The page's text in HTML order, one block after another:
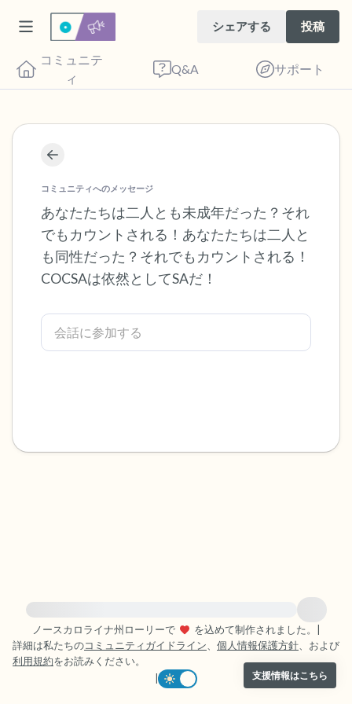
シェアする 投稿
コミュニテ
ィ
Q&A サポート
コミュニティへのメッセージ
あなたたちは二人とも未成年だった？それ
でもカウントされる！あなたたちは二人と
も同性だった？それでもカウントされる！
COCSAは依然としてSAだ！
緊急の支援が必要な方は、{{resource}} をご訪問ください。
ノースカロライナ州ローリーで
を込めて制作されました。
詳細は私たちのコミュニティガイドライン、 個人情報保護方針、および
利用規約をお読みください。
支援情報はこちら
座り心地の良い場所を見つけてください。
目を軽く閉じて、深呼吸を数回します。鼻
から息を吸い（3つ数え）、口から息を吐
きます（3つ数え）。さあ、目を開けて周
りを見回してください。以下のことを声に
出して言ってみてください。
見えるもの5つ（部屋の中と窓の外を見る
ことができます）
聞こえるもの3つ